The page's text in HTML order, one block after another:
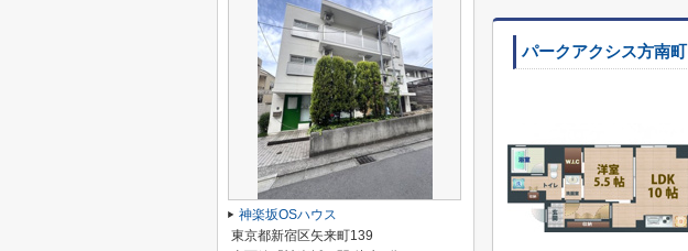
パークアクシス方南町
神楽坂OSハウス
東京都新宿区矢来町139